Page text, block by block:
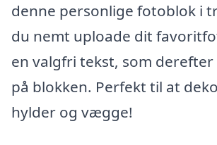
denne personlige fotoblok i
du nemt uploade dit
en valgfri tekst, som
på blokken. Perfekt til at
hylder og vægge!